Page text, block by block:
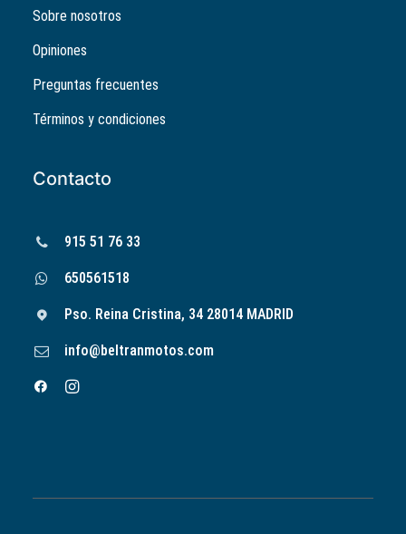
Sobre nosotros
Opiniones
Preguntas frecuentes
Términos y condiciones
Contacto
915 51 76 33
650561518
Pso. Reina Cristina, 34 28014 MADRID
info@beltranmotos.com